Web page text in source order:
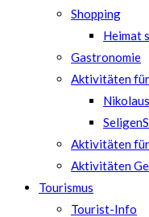
Shopping
Heimat
Gastronomie
Aktivitäten
Aktivitäten
Aktivitäten
Tourismus
Tourist-Info